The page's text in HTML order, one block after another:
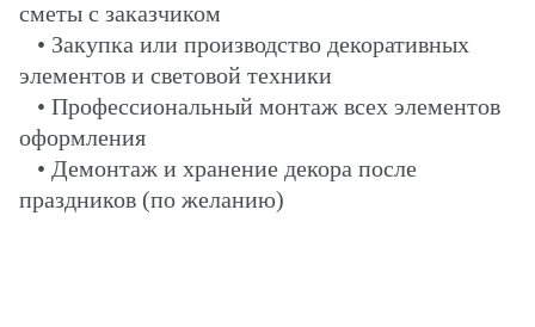
сметы с заказчиком
• Закупка или производство декоративных
элементов и световой техники
• Профессиональный монтаж всех элементов
оформления
• Демонтаж и хранение декора после
праздников (по желанию)